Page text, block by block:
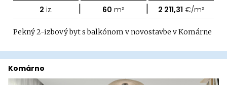
2 iz. | 60 m² | 2 211,31 €/m²
Pekný 2-izbový byt s balkónom v novostavbe v Komárne
Komárno